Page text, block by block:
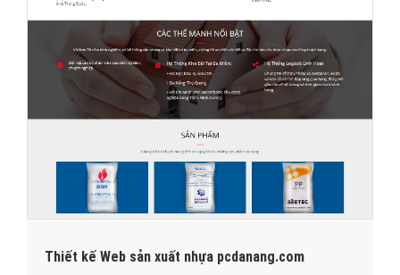
Thiết kế Web sản xuất nhựa pcdanang.com